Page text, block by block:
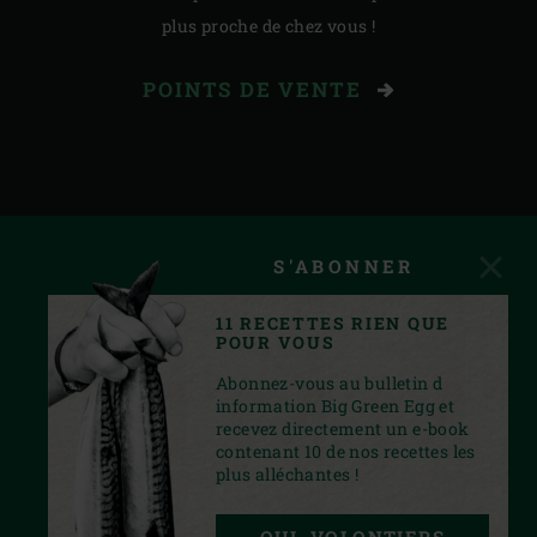
plus proche de chez vous !
POINTS DE VENTE
S'ABONNER
11 RECETTES RIEN QUE
POUR VOUS
Abonnez-vous au bulletin d
information Big Green Egg et
recevez directement un e-book
contenant 10 de nos recettes les
plus alléchantes !